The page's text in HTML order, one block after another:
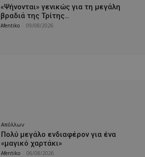
«Ψήνονται» γενικώς για τη μεγάλη
βραδιά της Τρίτης…
Afentiko 09/08/2026
Απόλλων
Πολύ μεγάλο ενδιαφέρον για ένα
«μαγικό χαρτάκι»
Afentiko 06/08/2026